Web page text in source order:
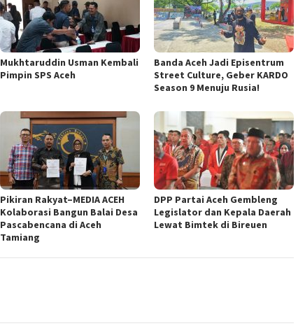
Mukhtaruddin Usman Kembali
Pimpin SPS Aceh
Banda Aceh Jadi Episentrum
Street Culture, Geber KARDO
Season 9 Menuju Rusia!
Pikiran Rakyat–MEDIA ACEH
Kolaborasi Bangun Balai Desa
Pascabencana di Aceh
Tamiang
DPP Partai Aceh Gembleng
Legislator dan Kepala Daerah
Lewat Bimtek di Bireuen